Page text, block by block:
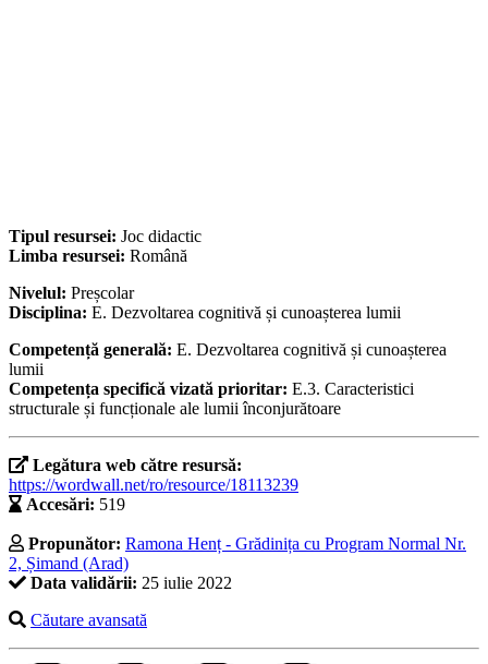
Tipul resursei: Joc didactic
Limba resursei: Română
Nivelul: Preșcolar
Disciplina: E. Dezvoltarea cognitivă și cunoașterea lumii
Competență generală: E. Dezvoltarea cognitivă și cunoașterea
lumii
Competența specifică vizată prioritar: E.3. Caracteristici
structurale și funcționale ale lumii înconjurătoare
Legătura web către resursă:
https://wordwall.net/ro/resource/18113239
Accesări: 519
Propunător: Ramona Henț - Grădinița cu Program Normal Nr.
2, Șimand (Arad)
Data validării: 25 iulie 2022
Căutare avansată